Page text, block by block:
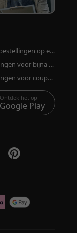
Volg bestellingen op elk moment
Meldingen voor bijna uitverkochte artikelen
Meldingen voor coupons en aanbiedingen
Ontdek het op
Google Play